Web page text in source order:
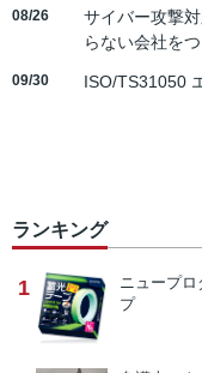
08/26
サイバー攻撃
らない会社を
09/30 ISO/TS31050
ランキング
1 ニュープロ
プ